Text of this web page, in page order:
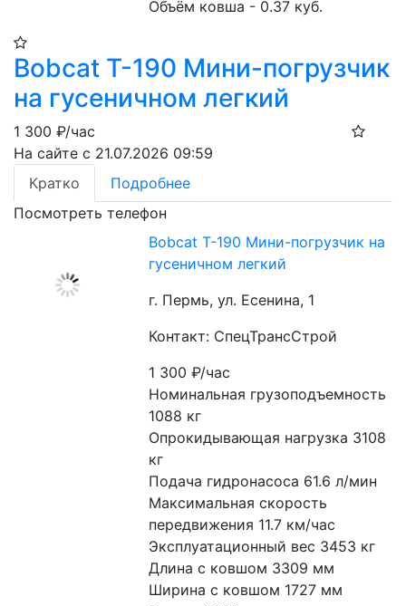
Объём ковша - 0.37 куб.
Bobcat Т-190 Мини-погрузчик
на гусеничном легкий
1 300 ₽/час
На сайте с 21.07.2026 09:59
Кратко
Подробнее
Посмотреть телефон
Bobcat Т-190 Мини-погрузчик на
гусеничном легкий
г. Пермь, ул. Есенина, 1
Контакт: СпецТрансСтрой
1 300₽/час
Номинальная грузоподъемность
1088 кг
Опрокидывающая нагрузка 3108
кг
Подача гидронасоса 61.6 л/мин
Максимальная скорость
передвижения 11.7 км/час
Эксплуатационный вес 3453 кг
Длина с ковшом 3309 мм
Ширина с ковшом 1727 мм